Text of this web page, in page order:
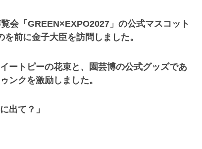
会「GREEN×EXPO2027」の公式マスコット
前に金子大臣を訪問しました。
ートピーの花束と、園芸博の公式グッズであ
ンクを激励しました。
出て？」